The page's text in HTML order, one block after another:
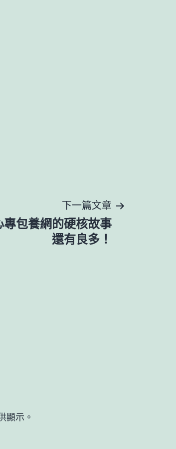
下一篇文章
包養網的硬核故事
還有良多！
顯示。